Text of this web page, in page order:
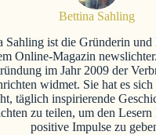
Bettina Sahling
Sahling ist die Gründerin und
Online-Magazin
im Jahr 2009 der
widmet. Sie hat es
täglich inspirierende
zu teilen, um den
positive Impulse zu